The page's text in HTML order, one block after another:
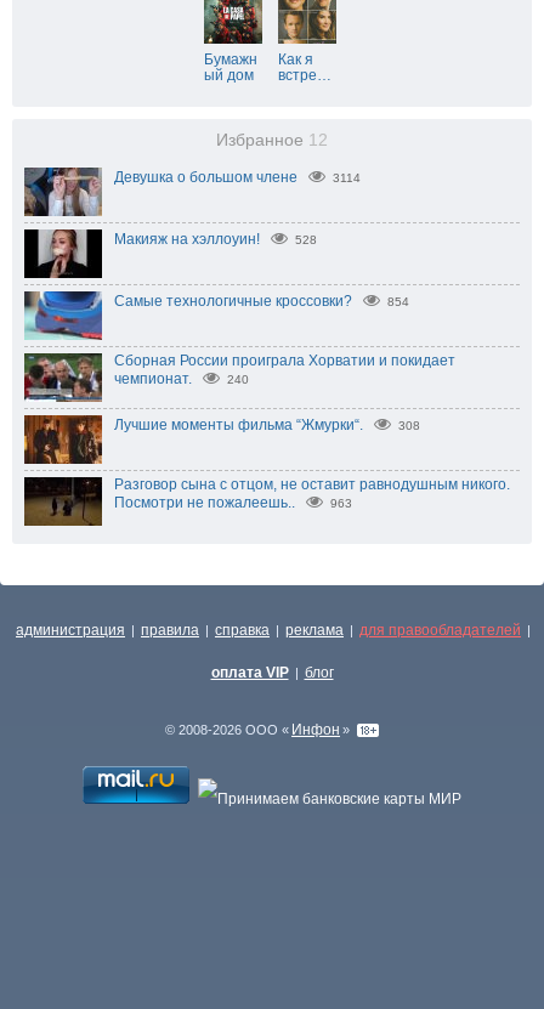
Бумажн
ый дом
Как я
встре…
Избранное 12
Девушка о большом члене 3114
Макияж на хэллоуин! 528
Самые технологичные кроссовки? 854
Сборная России проиграла Хорватии и покидает
чемпионат.
240
Лучшие моменты фильма “Жмурки“. 308
Разговор сына с отцом, не оставит равнодушным никого.
Посмотри не пожалеешь..
963
администрация | правила | справка | реклама | для правообладателей |
оплата VIP | блог
© 2008-2026 ООО « Инфон »